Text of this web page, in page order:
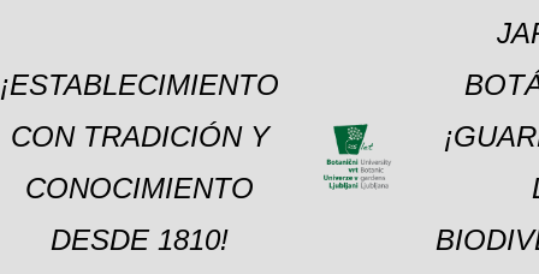
¡ESTABLECIMIENTO
CON TRADICIÓN Y
CONOCIMIENTO
DESDE 1810!